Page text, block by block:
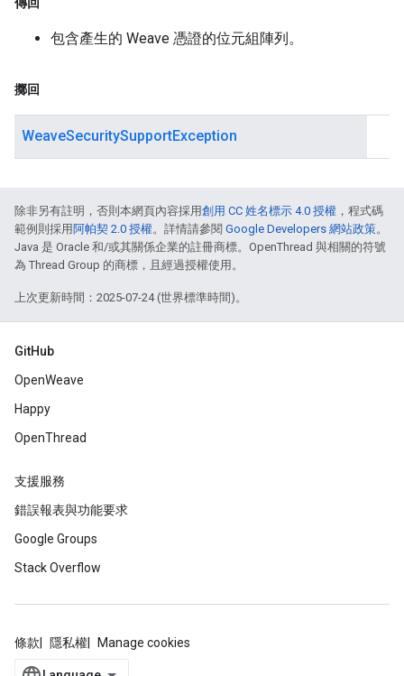
包含產生的 Weave 憑證的位元組陣列。
擲回
WeaveSecuritySupportException
除非另有註明，否則本網頁內容採用創用 CC 姓名標示 4.0 授權 ，程式碼
範例則採用 阿帕契 2.0 授權。詳情請參閱 Google Developers 網站政策。
Java 是 Oracle 和/或其關係企業的註冊商標。OpenThread 與相關的符號
為 Thread Group 的商標，且經過授權使用。
上次更新時間：2025-07-24 (世界標準時間)。
GitHub
OpenWeave
Happy
OpenThread
支援服務
錯誤報表與功能要求
Google Groups
Stack Overflow
條款 隱私權 Manage cookies